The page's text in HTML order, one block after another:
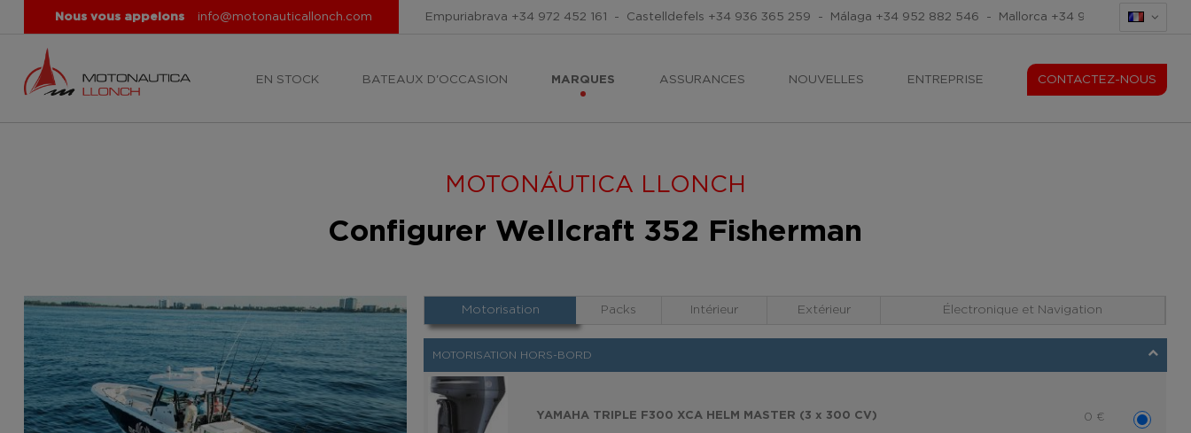
Nous vous appelons info@motonauticallonch.com Empuriabrava +34 972 452 161 - Castelldefels +34 936 365 259 - Málaga +34 952 882 546 - Mallorca +34 971 676 465 -
EN STOCK BATEAUX D'OCCASION MARQUES ASSURANCES NOUVELLES ENTREPRISE CONTACTEZ-NOUS
MOTONÁUTICA LLONCH
Configurer Wellcraft 352 Fisherman
Motorisation Packs Intérieur Extérieur Électronique et Navigation
MOTORISATION HORS-BORD
YAMAHA TRIPLE F300 XCA HELM MASTER (3 x 300 CV) 0 €